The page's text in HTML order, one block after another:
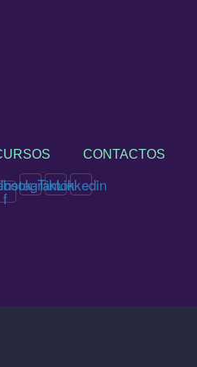
CONTACTOS
f
Instagram
TiktokLinkedin